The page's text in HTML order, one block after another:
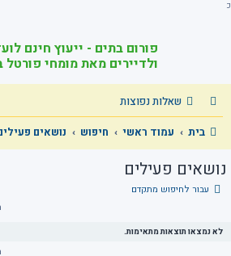
כ
פורום בתים - ייעוץ חינם
ולדיירים מאת מומחי פורטל
שאלות נפוצות
בית
עמוד ראשי חיפוש נושאים
נושאים פעילים
עבור לחיפוש מתקדם
לא נמצאו תוצאות מתאימות.